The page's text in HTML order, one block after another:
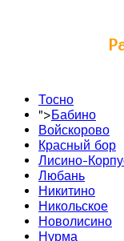
Тосно
">Бабино
Войскорово
Красный бор
Лисино-
Любань
Никитино
Никольское
Новолисино
Нурма